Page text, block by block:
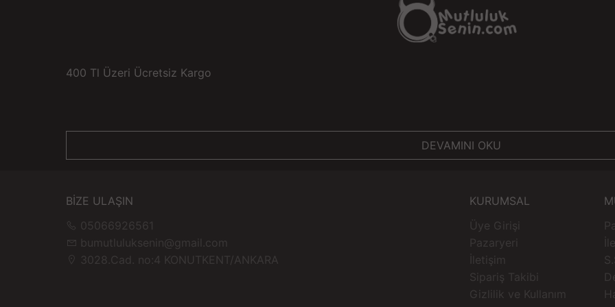
tutulmalıdır. Paslanmaz çelik,
sorunlarla karşılaşmaz, böylece her
özel anlarınıza
Tasarım: Pürüzsüz yüzey, yuvarlak
Hijyen: Su ve
Paslanmaz Çelik Açık Pembe
Anal Butt Plug - Büyük Boy
, estetik
edici bir üründür. Hem şıklığı hem
dokunuş katar. Bu büyük boy anal
400 Tl Üzeri Ücretsiz Kargo
DEVAMINI OKU
BİZE ULAŞIN
05066926561
bumutluluksenin@gmail.com
3028.Cad. no:4 KONUTKENT/ANKARA
KURUMSAL
Üye Girişi
Pazaryeri
İletişim
Sipariş Takibi
Gizlilik ve Kullanım